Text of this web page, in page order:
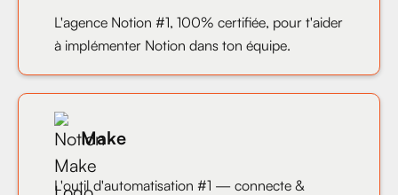
L'agence Notion #1, 100% certifiée, pour t'aider
à implémenter Notion dans ton équipe.
Make
L'outil d'automatisation #1 — connecte &